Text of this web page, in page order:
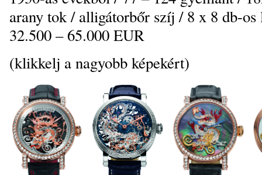
arany tok / alligátorbőr szíj / 8 x 8 db-
32.500 – 65.000 EUR
(klikkelj a nagyobb képekért)